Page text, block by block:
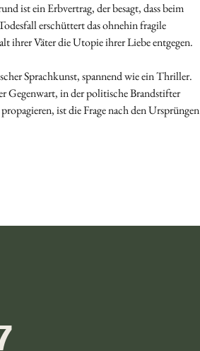
ist ein Erbvertrag, der besagt, dass beim
erschüttert das ohnehin fragile
ihrer Väter die Utopie ihrer Liebe entgegen.
Sprachkunst, spannend wie ein Thriller.
Gegenwart, in der politische Brandstifter
ist die Frage nach den Ursprüngen